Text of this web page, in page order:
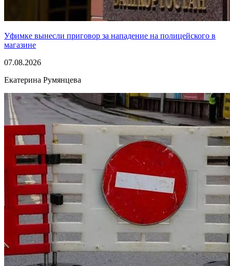
Уфимке вынесли приговор за нападение на полицейского в
магазине
07.08.2026
Екатерина Румянцева